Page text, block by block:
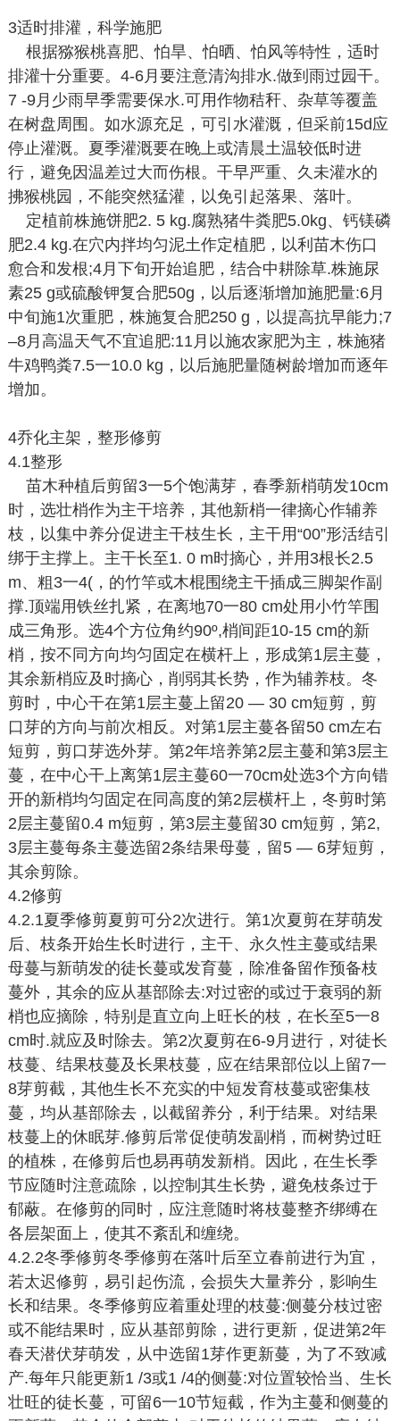
3适时排灌，科学施肥
根据猕猴桃喜肥、怕旱、怕晒、怕风等特性，适时
排灌十分重要。4-6月要注意清沟排水.做到雨过园干。
7 -9月少雨早季需要保水.可用作物秸秆、杂草等覆盖
在树盘周围。如水源充足，可引水灌溉，但采前15d应
停止灌溉。夏季灌溉要在晚上或清晨土温较低时进
行，避免因温差过大而伤根。干早严重、久未灌水的
拂猴桃园，不能突然猛灌，以免引起落果、落叶。
定植前株施饼肥2. 5 kg.腐熟猪牛粪肥5.0kg、钙镁磷
肥2.4 kg.在穴内拌均匀泥土作定植肥，以利苗木伤口
愈合和发根;4月下旬开始追肥，结合中耕除草.株施尿
素25 g或硫酸钾复合肥50g，以后逐渐增加施肥量:6月
中旬施1次重肥，株施复合肥250 g，以提高抗早能力;7
–8月高温天气不宜追肥:11月以施农家肥为主，株施猪
牛鸡鸭粪7.5一10.0 kg，以后施肥量随树龄增加而逐年
增加。
4乔化主架，整形修剪
4.1整形
苗木种植后剪留3一5个饱满芽，春季新梢萌发10cm
时，选壮梢作为主干培养，其他新梢一律摘心作辅养
枝，以集中养分促进主干枝生长，主干用“00”形活结引
绑于主撑上。主干长至1. 0 m时摘心，并用3根长2.5
m、粗3一4(，的竹竿或木棍围绕主干插成三脚架作副
撑.顶端用铁丝扎紧，在离地70一80 cm处用小竹竿围
成三角形。选4个方位角约90º,梢间距10-15 cm的新
梢，按不同方向均匀固定在横杆上，形成第1层主蔓，
其余新梢应及时摘心，削弱其长势，作为辅养枝。冬
剪时，中心干在第1层主蔓上留20 — 30 cm短剪，剪
口芽的方向与前次相反。对第1层主蔓各留50 cm左右
短剪，剪口芽选外芽。第2年培养第2层主蔓和第3层主
蔓，在中心干上离第1层主蔓60一70cm处选3个方向错
开的新梢均匀固定在同高度的第2层横杆上，冬剪时第
2层主蔓留0.4 m短剪，第3层主蔓留30 cm短剪，第2,
3层主蔓每条主蔓选留2条结果母蔓，留5 — 6芽短剪，
其余剪除。
4.2修剪
4.2.1夏季修剪夏剪可分2次进行。第1次夏剪在芽萌发
后、枝条开始生长时进行，主干、永久性主蔓或结果
母蔓与新萌发的徒长蔓或发育蔓，除准备留作预备枝
蔓外，其余的应从基部除去:对过密的或过于衰弱的新
梢也应摘除，特别是直立向上旺长的枝，在长至5一8
cm时.就应及时除去。第2次夏剪在6-9月进行，对徒长
枝蔓、结果枝蔓及长果枝蔓，应在结果部位以上留7一
8芽剪截，其他生长不充实的中短发育枝蔓或密集枝
蔓，均从基部除去，以截留养分，利于结果。对结果
枝蔓上的休眠芽.修剪后常促使萌发副梢，而树势过旺
的植株，在修剪后也易再萌发新梢。因此，在生长季
节应随时注意疏除，以控制其生长势，避免枝条过于
郁蔽。在修剪的同时，应注意随时将枝蔓整齐绑缚在
各层架面上，使其不紊乱和缠绕。
4.2.2冬季修剪冬季修剪在落叶后至立春前进行为宜，
若太迟修剪，易引起伤流，会损失大量养分，影响生
长和结果。冬季修剪应着重处理的枝蔓:侧蔓分枝过密
或不能结果时，应从基部剪除，进行更新，促进第2年
春天潜伏芽萌发，从中选留1芽作更新蔓，为了不致减
产.每年只能更新1 /3或1 /4的侧蔓:对位置较恰当、生长
壮旺的徒长蔓，可留6一10节短截，作为主蔓和侧蔓的